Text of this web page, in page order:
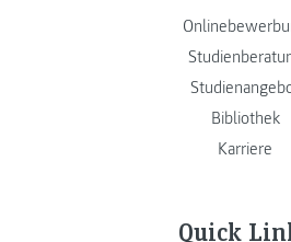
Bibliothek
Karriere
Quick